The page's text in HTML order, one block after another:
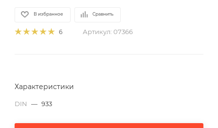
В избранное Сравнить
6 Артикул: 07366
Характеристики
DIN — 933